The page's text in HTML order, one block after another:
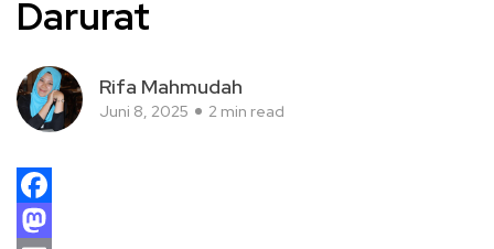
Darurat
Rifa Mahmudah
Juni 8, 2025 2 min read
Facebook